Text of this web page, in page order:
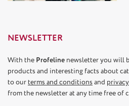
NEWSLETTER
With the Profeline newsletter you will
products and interesting facts about
to ourterms and conditions and
from the newsletter at any time free of